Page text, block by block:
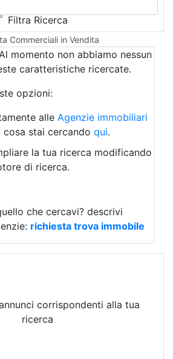
Commerciali in Vendita
Commerciale
Filtra Ricerca
momento non abbiamo nessun
caratteristiche ricercate.
opzioni:
alle Agenzie immobiliari
stai cercando qui.
la tua ricerca modificando
di ricerca.
che cercavi? descrivi
richiesta trova immobile
corrispondenti alla tua
ricerca